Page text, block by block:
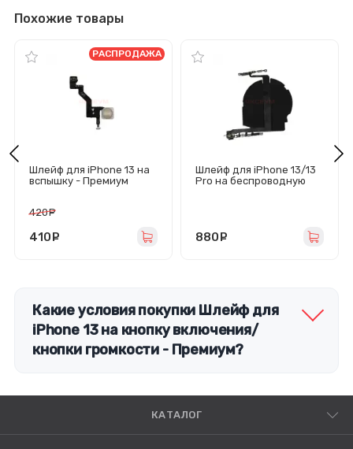
Похожие товары
Шлейф для iPhone 13 на
вспышку - Премиум
РАСПРОДАЖА
420
410
Шлейф для iPhone 13/13
Pro на беспроводную
880
Какие условия покупки Шлейф для
iPhone 13 на кнопку включения/
кнопки громкости - Премиум?
КАТАЛОГ